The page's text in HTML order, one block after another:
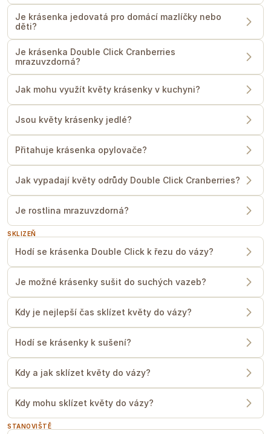
Je krásenka jedovatá pro domácí mazlíčky nebo
děti?
Je krásenka Double Click Cranberries
mrazuvzdorná?
Jak mohu využít květy krásenky v kuchyni?
Jsou květy krásenky jedlé?
Přitahuje krásenka opylovače?
Jak vypadají květy odrůdy Double Click Cranberries?
Je rostlina mrazuvzdorná?
SKLIZEŇ
Hodí se krásenka Double Click k řezu do vázy?
Je možné krásenky sušit do suchých vazeb?
Kdy je nejlepší čas sklízet květy do vázy?
Hodí se krásenky k sušení?
Kdy a jak sklízet květy do vázy?
Kdy mohu sklízet květy do vázy?
STANOVIŠTĚ